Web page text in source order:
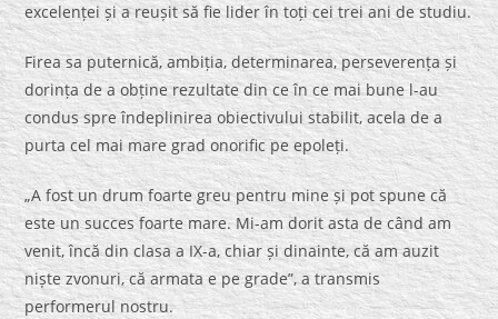
excelenței și a reușit să fie lider în toți cei trei ani de studiu.
Firea sa puternică, ambiția, determinarea, perseverența și
dorința de a obține rezultate din ce în ce mai bune l-au
condus spre îndeplinirea obiectivului stabilit, acela de a
purta cel mai mare grad onorific pe epoleți.
„A fost un drum foarte greu pentru mine și pot spune că
este un succes foarte mare. Mi-am dorit asta de când am
venit, încă din clasa a IX-a, chiar și dinainte, că am auzit
niște zvonuri, că armata e pe grade”, a transmis
performerul nostru.